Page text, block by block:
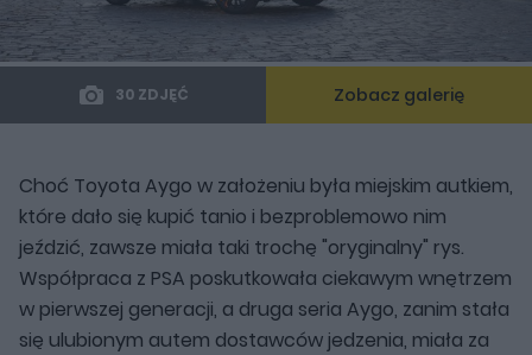
30 ZDJĘĆ Zobacz galerię
Choć Toyota Aygo w założeniu była miejskim autkiem,
które dało się kupić tanio i bezproblemowo nim
jeździć, zawsze miała taki trochę "oryginalny" rys.
Współpraca z PSA poskutkowała ciekawym wnętrzem
w pierwszej generacji, a druga seria Aygo, zanim stała
się ulubionym autem dostawców jedzenia, miała za